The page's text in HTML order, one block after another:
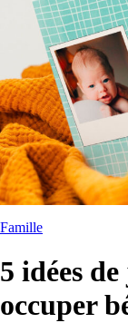
Famille
5 idées
occuper